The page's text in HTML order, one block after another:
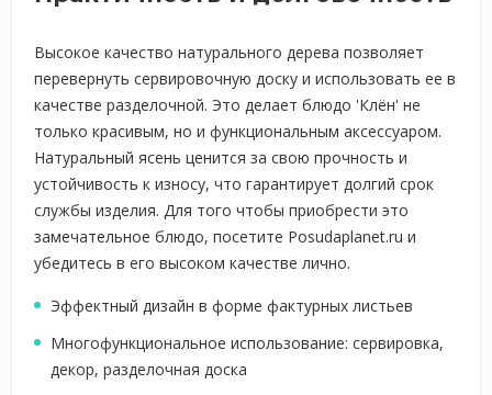
Высокое качество натурального дерева позволяет
перевернуть сервировочную доску и использовать ее в
качестве разделочной. Это делает блюдо 'Клён' не
только красивым, но и функциональным аксессуаром.
Натуральный ясень ценится за свою прочность и
устойчивость к износу, что гарантирует долгий срок
службы изделия. Для того чтобы приобрести это
замечательное блюдо, посетите Posudaplanet.ru и
убедитесь в его высоком качестве лично.
Эффектный дизайн в форме фактурных листьев
Многофункциональное использование: сервировка,
декор, разделочная доска